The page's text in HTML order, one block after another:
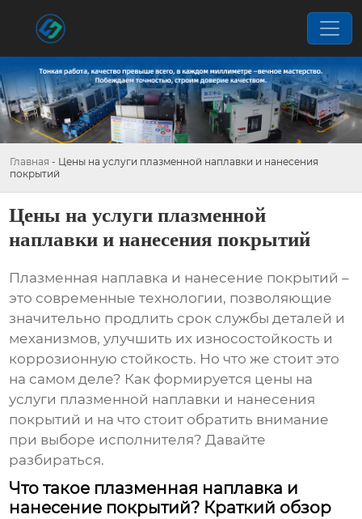
Главная - Цены на услуги плазменной наплавки и нанесения
покрытий
Цены на услуги плазменной
наплавки и нанесения покрытий
Плазменная наплавка и нанесение покрытий –
это современные технологии, позволяющие
значительно продлить срок службы деталей и
механизмов, улучшить их износостойкость и
коррозионную стойкость. Но что же стоит это
на самом деле? Как формируется цены на
услуги плазменной наплавки и нанесения
покрытий и на что стоит обратить внимание
при выборе исполнителя? Давайте
разбираться.
Что такое плазменная наплавка и
нанесение покрытий? Краткий обзор